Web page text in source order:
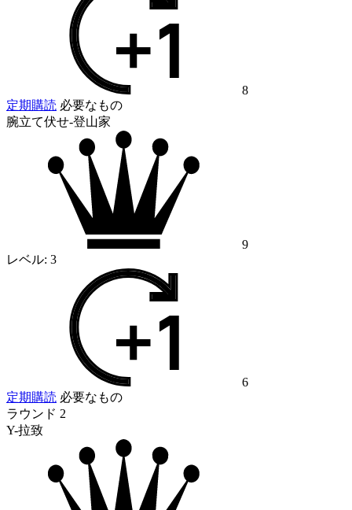
8
定期購読 必要なもの
腕立て伏せ-登山家
9
レベル: 3
6
定期購読 必要なもの
ラウンド 2
Y-拉致